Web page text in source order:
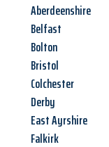
Aberdeenshire
Belfast
Bolton
Bristol
Colchester
Derby
East Ayrshire
Falkirk